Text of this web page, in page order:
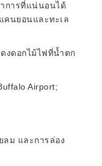
การที่แน่นอนได้
คนยอนและทะเล
งดอกไม้ไฟที่น้ำตก
Airport;
ลม และการล่อง